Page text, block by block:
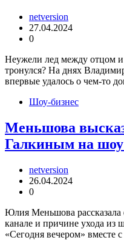
netversion
27.04.2024
0
Неужели лед между отцом
тронулся? На днях
впервые удалось о чем-то
Шоу-бизнес
Меньшова
Галкиным на шоу
netversion
26.04.2024
0
Юлия Меньшова рассказала
канале и причине ухода из
«Сегодня вечером»